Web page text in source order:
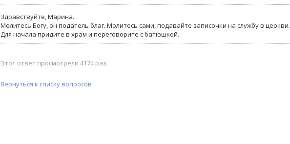
Здравствуйте, Марина.
Молитесь Богу, он податель благ. Молитесь сами, подавайте записочки на службу в церкви.
Для начала придите в храм и переговорите с батюшкой.
Этот ответ просмотрели 4174 раз.
Вернуться к списку вопросов